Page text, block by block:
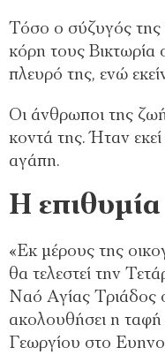
Τόσο ο σύζυγός της
κόρη τους Βικτωρία
πλευρό της, ενώ
Οι άνθρωποι της
κοντά της. Ήταν
αγάπη.
Η επιθυμία
«Εκ μέρους της
θα τελεστεί την
Ναό Αγίας Τριάδος
ακολουθήσει η
Γεωργίου στο